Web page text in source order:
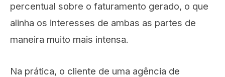
percentual sobre o faturamento gerado, o que
alinha os interesses de ambas as partes de
maneira muito mais intensa.
Na prática, o cliente de uma agência de